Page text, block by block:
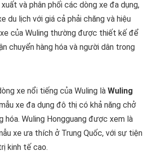
và phân phối các dòng xe đa dụng,
du lịch với giá cả phải chăng và hiệu
của Wuling thường được thiết kế để
chuyển hàng hóa và người dân trong
xe nổi tiếng của Wuling là Wuling
xe đa dụng đô thị có khả năng chở
hóa. Wuling Hongguang được xem là
xe ưa thích ở Trung Quốc, với sự tiện
kinh tế cao.